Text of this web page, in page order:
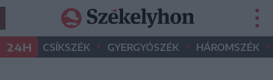
24H CSÍKSZÉK • GYERGYÓSZÉK • HÁROMSZÉK •